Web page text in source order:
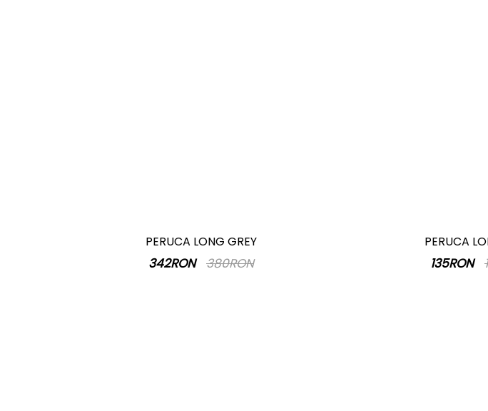
PERUCA LONG GREY
342RON 380RON
PERUCA
135RON